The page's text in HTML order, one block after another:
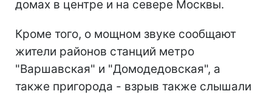
домах в центре и на севере Москвы.
Кроме того, о мощном звуке сообщают
жители районов станций метро
"Варшавская" и "Домодедовская", а
также пригорода - взрыв также слышали